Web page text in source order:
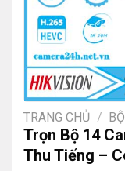
TRANG CHỦ /
Trọn Bộ 14
Thu Tiếng –